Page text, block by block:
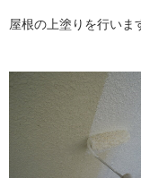
屋根の上塗りを行いま